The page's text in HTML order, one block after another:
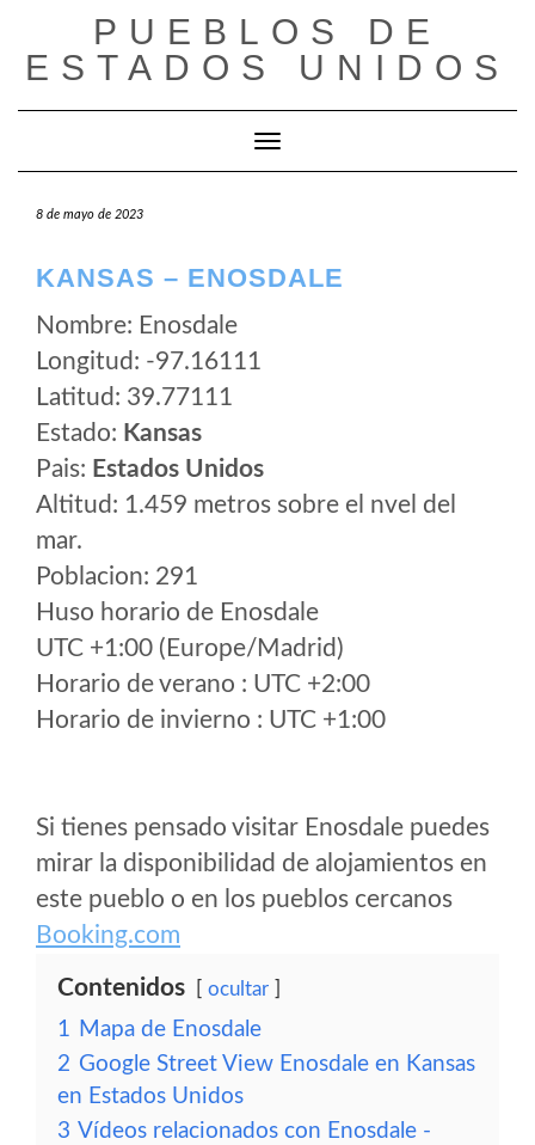
contenido
PUEBLOS DE
ESTADOS UNIDOS
Cambiar modo de navegación
8 de mayo de 2023
KANSAS – ENOSDALE
Nombre: Enosdale
Longitud: -97.16111
Latitud: 39.77111
Estado: Kansas
Pais: Estados Unidos
Altitud: 1.459 metros sobre el nvel del
mar.
Poblacion: 291
Huso horario de Enosdale
UTC +1:00 (Europe/Madrid)
Horario de verano : UTC +2:00
Horario de invierno : UTC +1:00
Si tienes pensado visitar Enosdale puedes
mirar la disponibilidad de alojamientos en
este pueblo o en los pueblos cercanos
Booking.com
Contenidos ocultar
1 Mapa de Enosdale
2 Google Street View Enosdale en Kansas
en Estados Unidos
3 Vídeos relacionados con Enosdale -